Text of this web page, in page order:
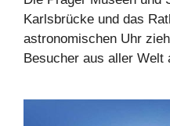
Karlsbrücke und das
astronomischen Uhr
Besucher aus aller Welt